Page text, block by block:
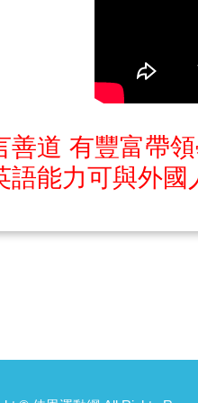
善道 有豐富帶
語能力可與外國